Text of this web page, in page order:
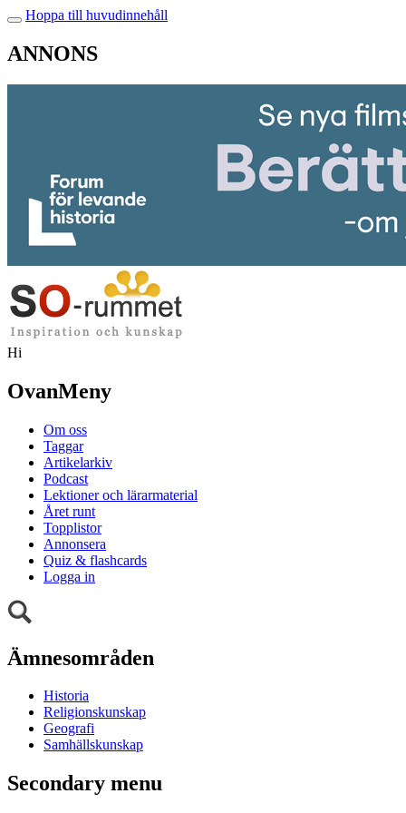
Hoppa till huvudinnehåll
ANNONS
Hi
OvanMeny
Om oss
Taggar
Artikelarkiv
Podcast
Lektioner och lärarmaterial
Året runt
Topplistor
Annonsera
Quiz & flashcards
Logga in
Ämnesområden
Historia
Religionskunskap
Geografi
Samhällskunskap
Secondary menu